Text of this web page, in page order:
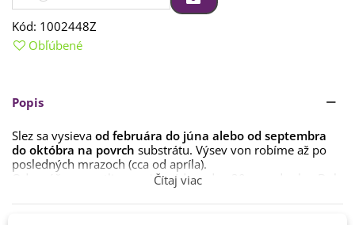
Kód: 1002448Z
Obľúbené
Popis
Slez sa vysieva od februára do júna alebo od septembra
do októbra na povrch substrátu. Výsev von robíme až po
posledných mrazoch (cca od apríla).
Odporúčame
vysievať do radov od
Čítaj viac